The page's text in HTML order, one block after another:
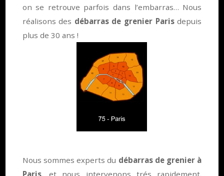
on se retrouve parfois dans l’embarras… Nous
réalisons des débarras de grenier Parisdepuis
plus de 30 ans !
Nous sommes experts du débarras de grenier à